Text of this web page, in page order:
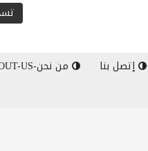
إتصل بنا من نحن-ABOUT-US